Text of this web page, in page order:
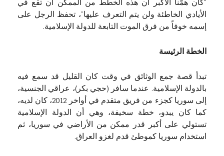
“كان همّنا الأكبر أن هذه الخطط من الممكن أن تقع في
الأيادي الخاطئة ولن يتم التعرف عليها”، تحفظ الرجل على
إسمه خوفاً من فرق الموت التابعة للدولة الإسلامية.
الخطة الرئيسة
تبدأ قصة جمع الوثائق في وقت كان القليل قد سمع فيه
بالدولة الإسلامية. عندما سافر (حجي بكر)، عراقي الجنسية،
إلى سوريا كجزء من فريق متقدم في أواخر 2012، كان لديه،
كما كان يبدو، خطة سخيفة، وهي أن الدولة الإسلامية
تستولي على أكبر قدر ممكن من الأراضي في سوريا، ثم
استخدام سوريا كموطئ قدم لغزو العراق.